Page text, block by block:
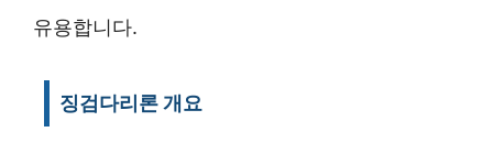
유용합니다.
징검다리론 개요